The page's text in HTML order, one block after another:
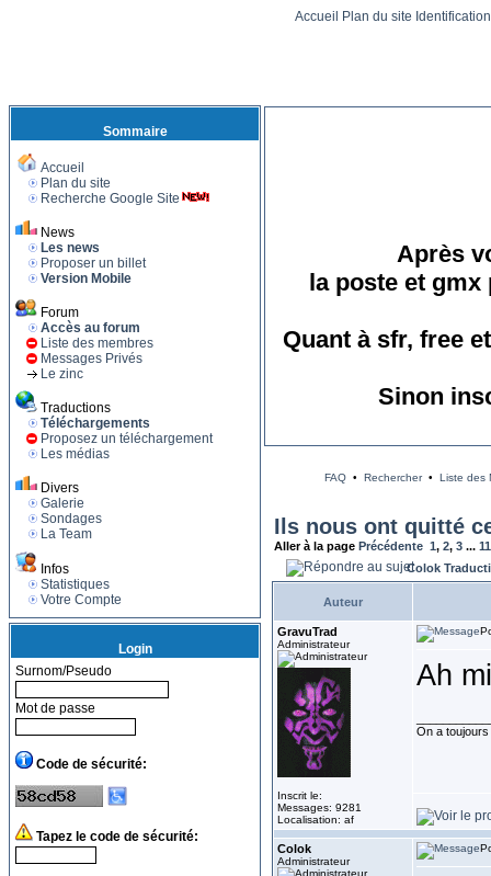
Accueil Plan du site
Sommaire
Accueil
Plan du site
Recherche Google Site
News
Les news
Proposer un billet
Version Mobile
Forum
Accès au forum
Liste des membres
Messages Privés
Le zinc
Traductions
Téléchargements
Proposez un téléchargement
Les médias
Divers
Galerie
Sondages
La Team
Infos
Statistiques
Votre Compte
Login
Surnom/Pseudo
Mot de passe
Code de sécurité:
Tapez le code de sécurité:
Après
la poste et gmx
Quant à sfr, free
Sinon
FAQ • Rechercher• Liste des
Ils nous ont quitté
Aller à la page Précédente 1, 2, 3 ...
Colok
Auteur
GravuTrad
Administrateur
Inscrit le:
Messages: 9281
Localisation: af
Ah
On a
Colok
Administrateur